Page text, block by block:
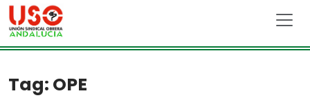
Skip to main content
Tag: OPE